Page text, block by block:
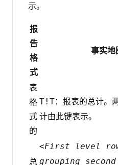
示。
报
告
格
式
事实地
表
格
式
的
T!T：报表的总计。
计由此键表示。
总
<First level